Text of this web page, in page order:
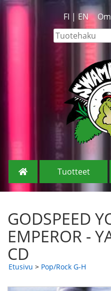
FI | EN
Tuotteet
GODSPEED
EMPEROR -
CD
Etusivu > Pop/Rock G-H